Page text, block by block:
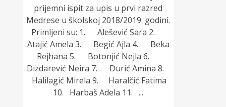
prijemni ispit za upis u prvi razred
Medrese u školskoj 2018/2019. godini.
Primljeni su: 1. Alešević Sara 2.
Atajić Amela 3. Begić Ajla 4. Beka
Rejhana 5. Botonjić Nejla 6.
Dizdarević Neira 7. Durić Amina 8.
Halilagić Mirela 9. Haralčić Fatima
10. Harbaš Adela 11. ...